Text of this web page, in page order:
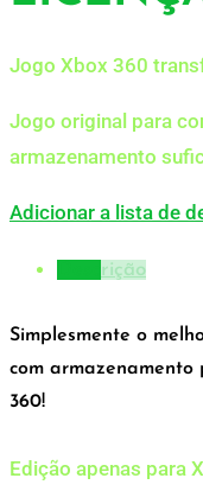
Jogo Xbox 360
Jogo original para
armazenamento
Adicionar a lista de
Descrição
Simplesmente o
com
360!
Edição apenas para